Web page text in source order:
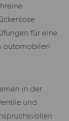
für eine
automobilen
in der
und